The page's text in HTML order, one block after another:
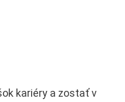
kariéry a zostať v